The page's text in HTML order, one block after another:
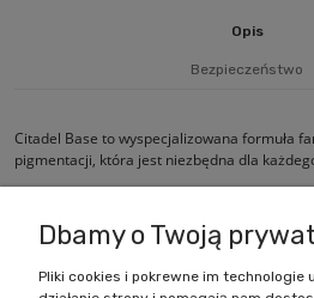
Opis
Bezpieczeństwo
Citadel Base to wyspecjalizowana formuła
pigmentacji, która jest niezbędna dla
Dbamy o Twoją
Pliki cookies i pokrewne im technologie